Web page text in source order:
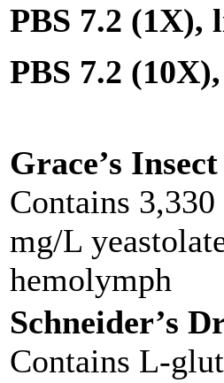
PBS 7.2 (1X),
PBS 7.2
Grace’s
Contains
mg/L
hemolymph
Schneider’s
Contains L-